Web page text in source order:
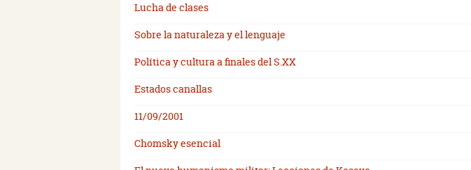
Lucha de clases
Sobre la naturaleza y el lenguaje
Política y cultura a finales del S.XX
Estados canallas
11/09/2001
Chomsky esencial